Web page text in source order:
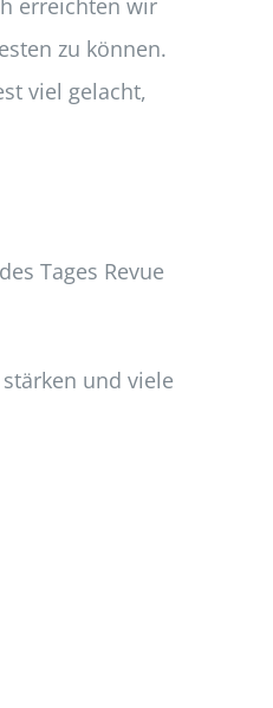
zu können.
viel gelacht,
Tages Revue
und viele